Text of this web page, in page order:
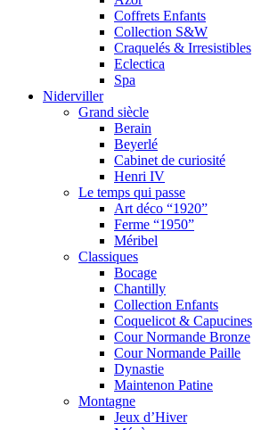
Coffrets Enfants
Collection S&W
Craquelés & Irresistibles
Eclectica
Spa
Niderviller
Grand siècle
Berain
Beyerlé
Cabinet de curiosité
Henri IV
Le temps qui passe
Art déco “1920”
Ferme “1950”
Méribel
Classiques
Bocage
Chantilly
Collection Enfants
Coquelicot & Capucines
Cour Normande Bronze
Cour Normande Paille
Dynastie
Maintenon Patine
Montagne
Jeux d’Hiver